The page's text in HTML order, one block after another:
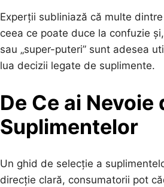
Experții subliniază că multe
ceea ce poate duce la confuzie
sau „super-puteri” sunt adesea
lua decizii legate de suplimente.
De Ce ai
Suplimentelor
Un ghid de selecție a
direcție clară, consumatorii pot